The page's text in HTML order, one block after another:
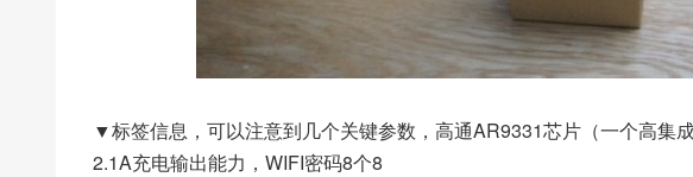
▼标签信息，可以注意到几个关键参数，高通AR9331芯片（一个高集
2.1A充电输出能力，WIFI密码8个8